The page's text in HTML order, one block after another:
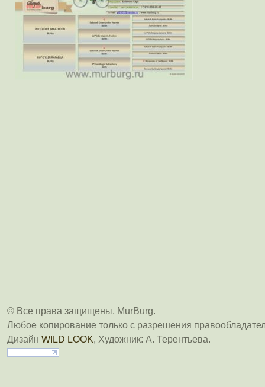
© Все права защищены, MurBurg.
Любое копирование только с разрешения
Дизайн WILD LOOK, Художник: А. Терентьева.